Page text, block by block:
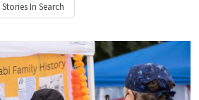
Stories In Search